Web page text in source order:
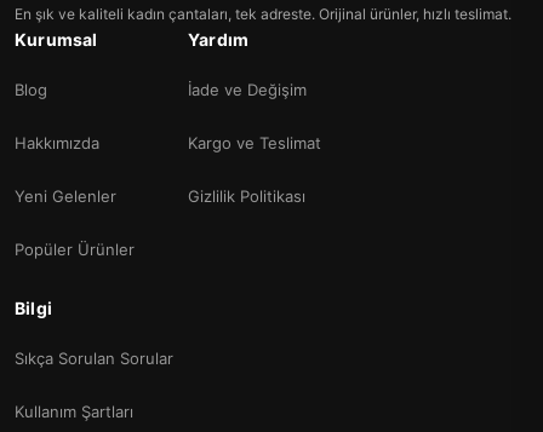
En şık ve kaliteli kadın çantaları, tek adreste. Orijinal ürünler, hızlı teslimat.
Kurumsal
Blog
Hakkımızda
Yeni Gelenler
Popüler Ürünler
Yardım
İade ve Değişim
Kargo ve Teslimat
Gizlilik Politikası
Bilgi
Sıkça Sorulan Sorular
Kullanım Şartları